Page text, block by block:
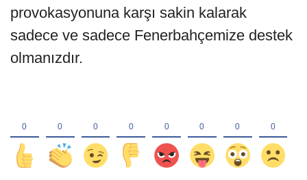
provokasyonuna karşı sakin kalarak
sadece ve sadece Fenerbahçemize destek
olmanızdır.